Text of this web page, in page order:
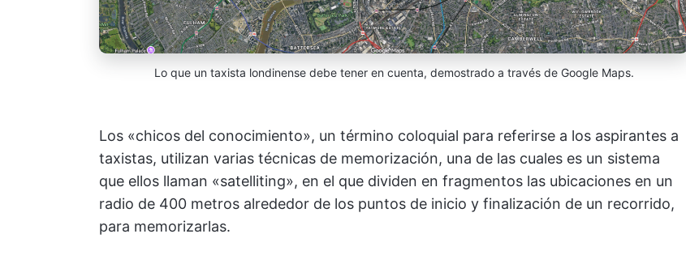
Lo que un taxista londinense debe tener en cuenta, demostrado a través de Google Maps.
Los «chicos del conocimiento», un término coloquial para referirse a los aspirantes a
taxistas, utilizan varias técnicas de memorización, una de las cuales es un sistema
que ellos llaman «satelliting», en el que dividen en fragmentos las ubicaciones en un
radio de 400 metros alrededor de los puntos de inicio y finalización de un recorrido,
para memorizarlas.